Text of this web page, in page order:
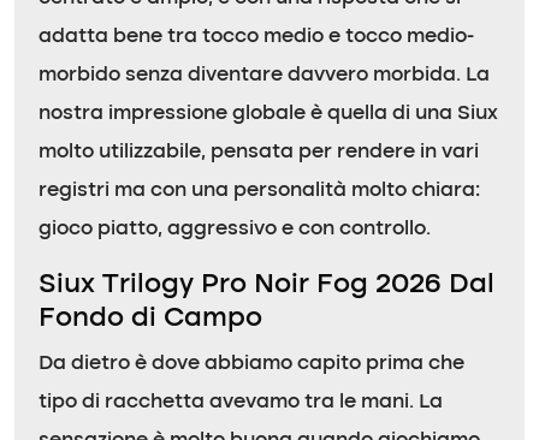
adatta bene tra tocco medio e tocco medio-
morbido senza diventare davvero morbida. La
nostra impressione globale è quella di una Siux
molto utilizzabile, pensata per rendere in vari
registri ma con una personalità molto chiara:
gioco piatto, aggressivo e con controllo.
Siux Trilogy Pro Noir Fog 2026 Dal
Fondo di Campo
Da dietro è dove abbiamo capito prima che
tipo di racchetta avevamo tra le mani. La